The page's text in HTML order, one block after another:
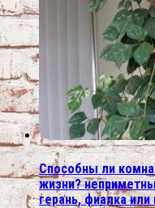
Способны ли
жизни?
герань, фиалка или